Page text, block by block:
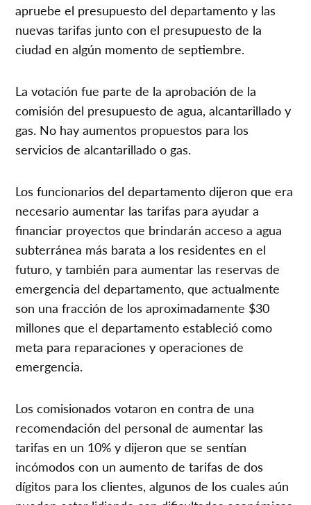
apruebe el presupuesto del departamento y las
nuevas tarifas junto con el presupuesto de la
ciudad en algún momento de septiembre.
La votación fue parte de la aprobación de la
comisión del presupuesto de agua, alcantarillado y
gas. No hay aumentos propuestos para los
servicios de alcantarillado o gas.
Los funcionarios del departamento dijeron que era
necesario aumentar las tarifas para ayudar a
financiar proyectos que brindarán acceso a agua
subterránea más barata a los residentes en el
futuro, y también para aumentar las reservas de
emergencia del departamento, que actualmente
son una fracción de los aproximadamente $30
millones que el departamento estableció como
meta para reparaciones y operaciones de
emergencia.
Los comisionados votaron en contra de una
recomendación del personal de aumentar las
tarifas en un 10% y dijeron que se sentían
incómodos con un aumento de tarifas de dos
dígitos para los clientes, algunos de los cuales aún